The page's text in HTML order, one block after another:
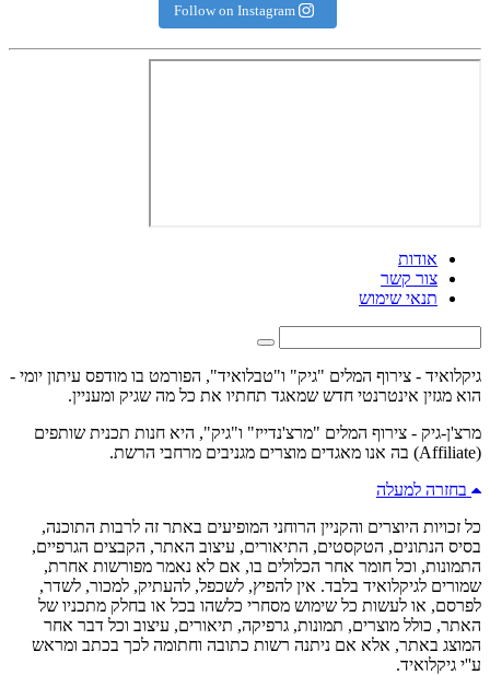
Follow on Instagram
אודות
צור קשר
תנאי שימוש
גיקלואיד - צירוף המלים "גיק" ו"טבלואיד", הפורמט בו מודפס עיתון יומי -
הוא מגזין אינטרנטי חדש שמאגד תחתיו את כל מה שגיק ומעניין.
מרצ'ן-גיק - צירוף המלים "מרצ'נדייז" ו"גיק", היא חנות תכנית שותפים
(Affiliate) בה אנו מאגדים מוצרים מגניבים מרחבי הרשת.
בחזרה למעלה
כל זכויות היוצרים והקניין הרוחני המופיעים באתר זה לרבות התוכנה,
בסיס הנתונים, הטקסטים, התיאורים, עיצוב האתר, הקבצים הגרפיים,
התמונות, וכל חומר אחר הכלולים בו, אם לא נאמר מפורשות אחרת,
שמורים לגיקלואיד בלבד. אין להפיץ, לשכפל, להעתיק, למכור, לשדר,
לפרסם, או לעשות כל שימוש מסחרי כלשהו בכל או בחלק מתכניו של
האתר, כולל מוצרים, תמונות, גרפיקה, תיאורים, עיצוב וכל דבר אחר
המוצג באתר, אלא אם ניתנה רשות כתובה וחתומה לכך בכתב ומראש
ע''י גיקלואיד.